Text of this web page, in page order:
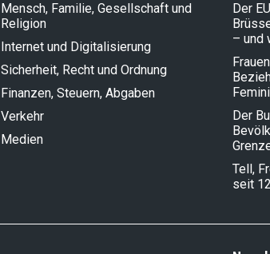
Mensch, Familie, Gesellschaft und
Religion
Internet und Digitalisierung
Sicherheit, Recht und Ordnung
Finanzen, Steuern, Abgaben
Verkehr
Medien
Der
– und
Der
Tell,
seit